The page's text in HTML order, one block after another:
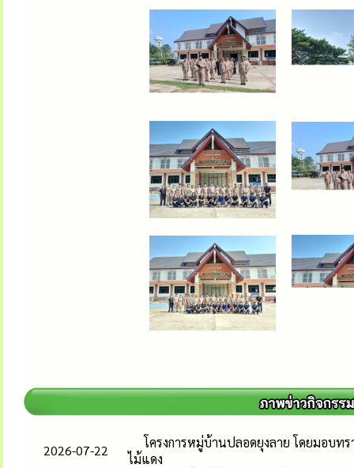
2026-07-22
โครงการหมู่บ้านปลอดยุงลาย โดยมอบท
ไม้แดง